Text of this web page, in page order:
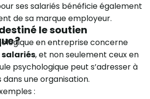
ses salariés bénéficie également
de sa marque employeur.
le soutien
?
en entreprise concerne
salariés, et non seulement ceux en
psychologique peut s’adresser à
une organisation.
: